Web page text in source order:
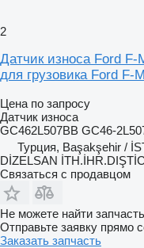
2
Датчик износа Ford F-
для грузовика Ford F-
Цена по запросу
Датчик износа
GC462L507BB GC46-
Турция, Başakşehir /
DİZELSAN
Связаться с продавцом
Не можете найти
Отправьте заявку прямо
Заказать запчасть